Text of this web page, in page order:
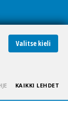
Valitse kieli
KAIKKI LEHDET